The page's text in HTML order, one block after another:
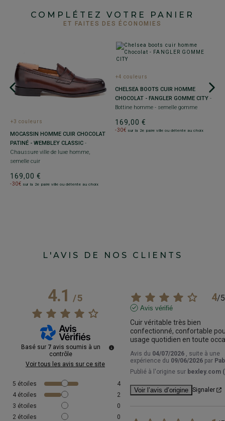
COMPLÉTEZ VOTRE PANIER
ET FAITES DES ÉCONOMIES
+3 couleurs
MOCASSIN HOMME CUIR CHOCOLAT
PATINÉ - WEMBLEY CLASSIC -
Chaussure ville de luxe homme,
semelle cuir
169,00 €
-30€ sur la 2e paire ville ou détente au choix
+4 couleurs
CHELSEA BOOTS CUIR HOMME
CHOCOLAT - FANGLER GOMME CITY -
Bottine homme - semelle gomme
169,00 €
-30€ sur la 2e paire ville ou détente au choix
L'AVIS DE NOS CLIENTS
4.1/5
Basé sur 7 avis soumis à un
contrôle
Voir tous les avis sur ce site
5 étoiles
4
4 étoiles
2
3 étoiles
0
2 étoiles 0
4/5
Avis vérifié
Cuir véritable très bien
confectionné, confortable
usage quotidien en toute
Avis du 04/07/2026
, suite à une
expérience du 09/06/2026 par
Publié à l'origine sur bexley.com
Voir l’avis d’origine Signaler